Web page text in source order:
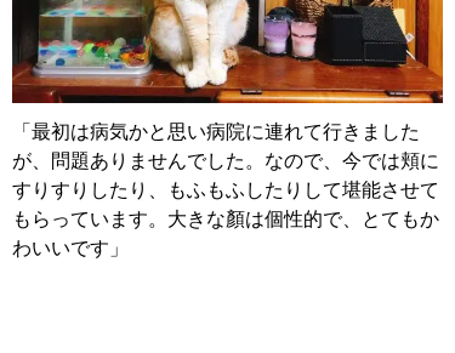
「最初は病気かと思い病院に連れて行きました
が、問題ありませんでした。なので、今では頬に
すりすりしたり、もふもふしたりして堪能させて
もらっています。大きな顏は個性的で、とてもか
わいいです」